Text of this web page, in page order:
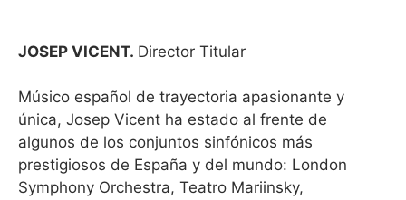
JOSEP VICENT. Director Titular
Músico español de trayectoria apasionante y
única, Josep Vicent ha estado al frente de
algunos de los conjuntos sinfónicos más
prestigiosos de España y del mundo: London
Symphony Orchestra, Teatro Mariinsky,